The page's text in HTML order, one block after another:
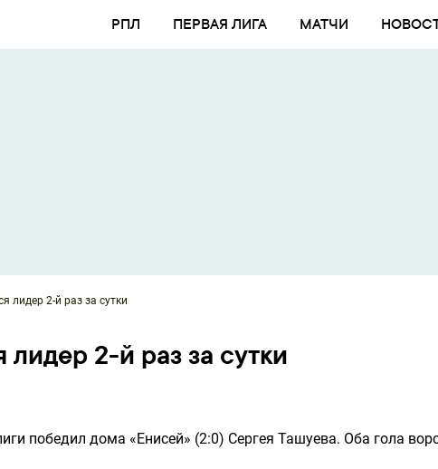
РПЛ ПЕРВАЯ ЛИГА МАТЧИ
лидер 2-й раз за сутки
2-й раз за сутки
победил дома «Енисей» (2:0) Сергея Ташуева. Оба гола